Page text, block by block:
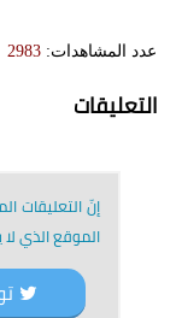
عدد المشاهدات: 2983
التعليقات
إنّ التعليقات
الموقع الذي